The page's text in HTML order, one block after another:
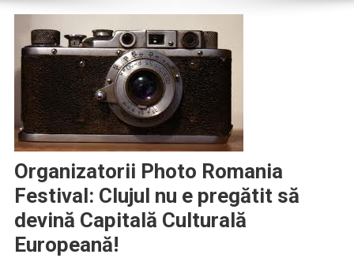
Organizatorii Photo Romania
Festival: Clujul nu e pregătit să
devină Capitală Culturală
Europeană!